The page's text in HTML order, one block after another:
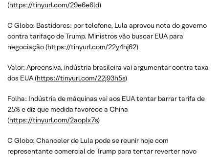
(https://tinyurl.com/29e6e6ld)
O Globo: Bastidores: por telefone, Lula aprovou nota do governo
contra tarifaço de Trump. Ministros vão buscar EUA para
negociação (https://tinyurl.com/22y4hj62)
Valor: Apreensiva, indústria brasileira vai argumentar contra taxa
dos EUA (https://tinyurl.com/22j93h5s)
Folha: Indústria de máquinas vai aos EUA tentar barrar tarifa de
25% e diz que medida favorece a China
(https://tinyurl.com/2aoplx7s)
O Globo: Chanceler de Lula pode se reunir hoje com
representante comercial de Trump para tentar reverter novo